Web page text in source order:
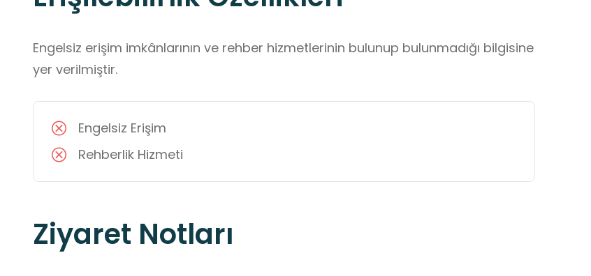
Engelsiz erişim imkânlarının ve rehber hizmetlerinin bulunup bulunmadığı bilgisine
yer verilmiştir.
Engelsiz Erişim
Rehberlik Hizmeti
Ziyaret Notları